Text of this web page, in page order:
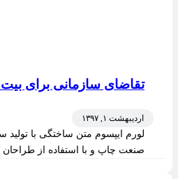
تقاضای سازمانی برای
اردیبهشت ۱, ۱۳۹۷
لورم ایپسوم متن ساختگی با تولید
صنعت چاپ و با استفاده از